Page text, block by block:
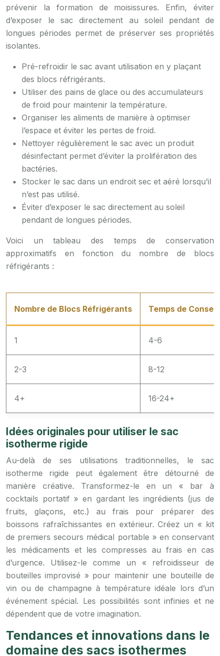
prévenir la formation de moisissures. Enfin, éviter
d’exposer le sac directement au soleil pendant de
longues périodes permet de préserver ses propriétés
isolantes.
Pré-refroidir le sac avant utilisation en y plaçant
des blocs réfrigérants.
Utiliser des pains de glace ou des accumulateurs
de froid pour maintenir la température.
Organiser les aliments de manière à optimiser
l’espace et éviter les pertes de froid.
Nettoyer régulièrement le sac avec un produit
désinfectant permet d’éviter la prolifération des
bactéries.
Stocker le sac dans un endroit sec et aéré lorsqu’il
n’est pas utilisé.
Éviter d’exposer le sac directement au soleil
pendant de longues périodes.
Voici un tableau des temps de conservation
approximatifs en fonction du nombre de blocs
réfrigérants :
Nombre de Blocs Réfrigérants Temps de
1 4-6
2-3 8-12
4+ 16-24+
Idées originales pour utiliser le sac
isotherme rigide
Au-delà de ses utilisations traditionnelles, le sac
isotherme rigide peut également être détourné de
manière créative. Transformez-le en un « bar à
cocktails portatif » en gardant les ingrédients (jus de
fruits, glaçons, etc.) au frais pour préparer des
boissons rafraîchissantes en extérieur. Créez un « kit
de premiers secours médical portable » en conservant
les médicaments et les compresses au frais en cas
d’urgence. Utilisez-le comme un « refroidisseur de
bouteilles improvisé » pour maintenir une bouteille de
vin ou de champagne à température idéale lors d’un
événement spécial. Les possibilités sont infinies et ne
dépendent que de votre imagination.
Tendances et innovations dans le
domaine des sacs isothermes